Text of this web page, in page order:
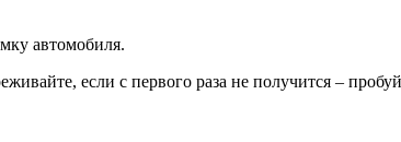
автомобиля.
если с первого раза не получится –